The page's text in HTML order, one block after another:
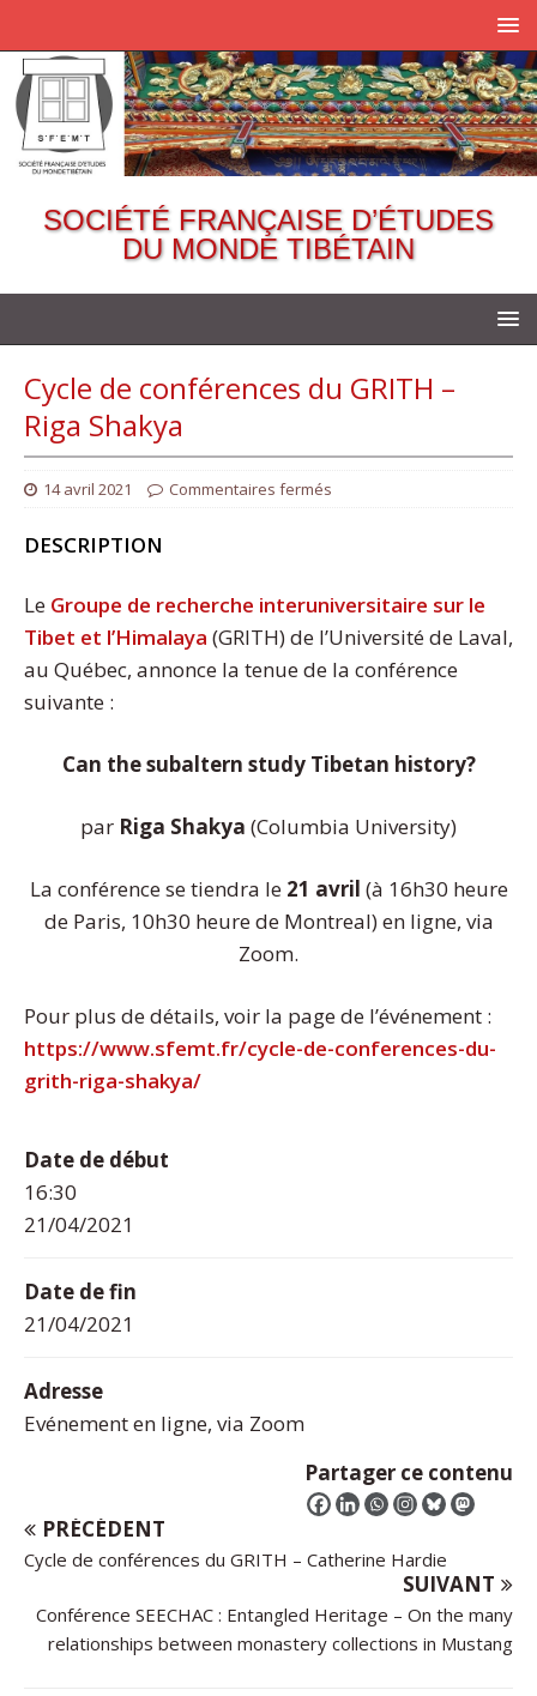
SOCIÉTÉ FRANÇAISE D’ÉTUDES
DU MONDE TIBÉTAIN
Cycle de conférences du GRITH –
Riga Shakya
14 avril 2021 Commentaires fermés
DESCRIPTION
Le Groupe de recherche interuniversitaire sur le
Tibet et l’Himalaya (GRITH) de l’Université de Laval,
au Québec, annonce la tenue de la conférence
suivante :
Can the subaltern study Tibetan history?
par Riga Shakya (Columbia University)
La conférence se tiendra le 21 avril (à 16h30 heure
de Paris, 10h30 heure de Montreal) en ligne, via
Zoom.
Pour plus de détails, voir la page de l’événement :
https://www.sfemt.fr/cycle-de-conferences-du-
grith-riga-shakya/
Date de début
16:30
21/04/2021
Date de fin
21/04/2021
Adresse
Evénement en ligne, via Zoom
Partager ce contenu
PRÉCÉDENT
Cycle de conférences du GRITH – Catherine Hardie
SUIVANT
Conférence SEECHAC : Entangled Heritage – On the many
relationships between monastery collections in Mustang